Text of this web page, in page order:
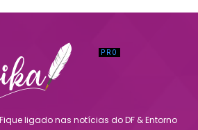
ligado nas notícias do DF & Entorno